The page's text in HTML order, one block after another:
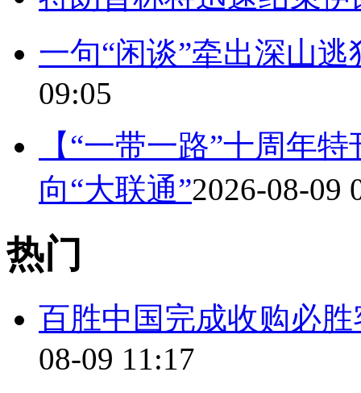
一句“闲谈”牵出深山
09:05
【“一带一路”十周年
向“大联通”2026-08-09
热门
百胜中国完成收购必
08-09 11:17